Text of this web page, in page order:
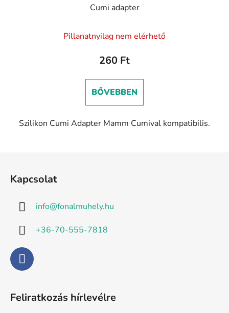
Cumi adapter
termék
átlagos
5-
ből
csillag.
Pillanatnyilag nem elérhető
260 Ft
BŐVEBBEN
Szilikon Cumi Adapter Mamm Cumival kompatibilis.
Kapcsolat
info@fonalmuhely.hu
+36-70-555-7818
Feliratkozás hírlevélre